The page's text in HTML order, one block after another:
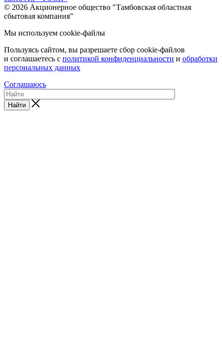
© 2026 Акционерное общество "Тамбовская областная
сбытовая компания"
Мы используем cookie-файлы
Пользуясь сайтом, вы разрешаете сбор cookie-файлов
и соглашаетесь с политикой конфиденциальности и обработки
персональных данных
Соглашаюсь
Найти